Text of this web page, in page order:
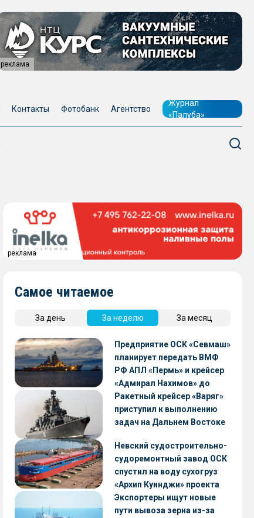
реклама
Контакты Фотобанк Агентство
Журнал
«Палуба»
реклама
Самое читаемое
За день За неделю За месяц
Предприятие ОСК «Севмаш»
планирует передать ВМФ
РФ АПЛ «Пермь» и крейсер
«Адмирал Нахимов» до
конца 2026 года
Ракетный крейсер «Варяг»
приступил к выполнению
задач на Дальнем Востоке
Невский судостроительно-
судоремонтный завод ОСК
спустил на воду сухогруз
«Архип Куинджи» проекта
RSD59
Экспортеры ищут новые
пути вывоза зерна из-за